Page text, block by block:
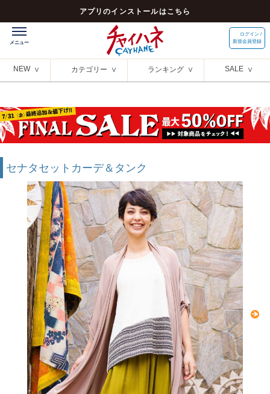
アプリのインストールはこちら
ログイン /
新規会員登録
NEW カテゴリー ランキング SALE
セナタセットカーデ＆タンク